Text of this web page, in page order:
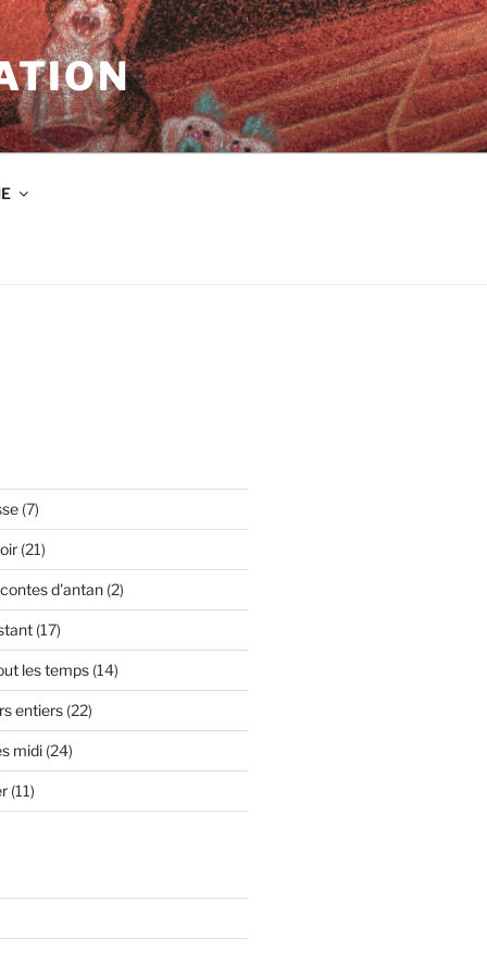
(7)
(21)
d'antan(2)
(17)
les temps(14)
entiers(22)
midi(24)
(11)